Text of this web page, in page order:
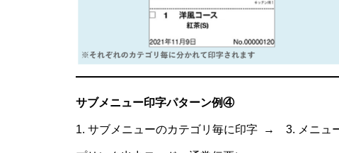
サブメニュー印字パターン例④
1. サブメニューのカテゴリ毎に印字 → 3. メニュ